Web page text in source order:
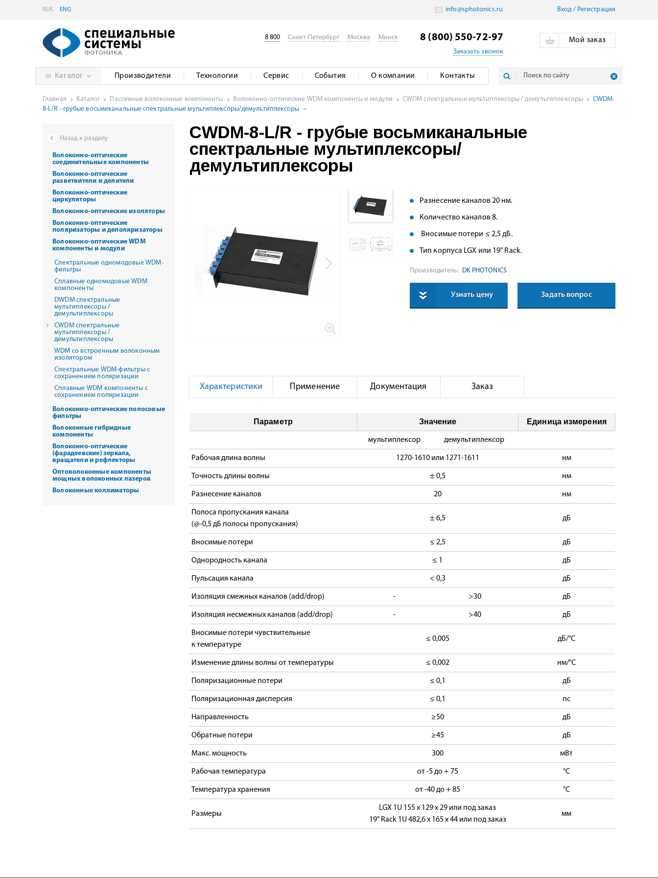
Главная Каталог Пассивные волоконные компоненты Волоконно-оптические WDM компоненты и модули CWDM спектральные мультиплексоры / демультиплексоры
CWDM-
8-L/R - грубые восьмиканальные спектральные мультиплексоры/демультиплексоры
CWDM-8-L/R - грубые восьмиканальные
спектральные мультиплексоры/
демультиплексоры
Разнесение каналов 20 нм.
Количество каналов 8.
Вносимые потери ≤ 2,5 дБ.
Тип корпуса LGX или 19" Rack.
Производитель: DK PHOTONICS
Узнать цену Задать вопрос
Характеристики Применение Документация Заказ
Параметр Значение Единица измерения
мультиплексор демультиплексор
Рабочая длина волны 1270-1610 или 1271-1611 нм
Точность длины волны ± 0,5 нм
Разнесение каналов 20 нм
Полоса пропускания канала
(@-0,5 дБ полосы пропускания)
± 6,5 дБ
Вносимые потери ≤ 2,5 дБ
Однородность канала ≤ 1 дБ
Пульсация канала < 0,3 дБ
Изоляция смежных каналов (add/drop) - >30 дБ
Изоляция несмежных каналов (add/drop) - >40 дБ
Вносимые потери чувствительные
к температуре
≤ 0,005 дБ/°C
Изменение длины волны от температуры ≤ 0,002 нм/°C
Поляризационные потери ≤ 0,1 дБ
Поляризационная дисперсия ≤ 0,1 пс
Направленность ≥50 дБ
Обратные потери ≥45 дБ
Макс. мощность 300 мВт
Рабочая температура от -5 до + 75 °C
Температура хранения от -40 до + 85 °C
Размеры
LGX 1U 155 x 129 x 29 или под заказ
19" Rack 1U 482,6 x 165 x 44 или под заказ
мм
Назад к разделу
Волоконно-оптические
соединительные компоненты
Волоконно-оптические
разветвители и делители
Волоконно-оптические
циркуляторы
Волоконно-оптические изоляторы
Волоконно-оптические
поляризаторы и деполяризаторы
Волоконно-оптические WDM
компоненты и модули
Спектральные одномодовые WDM-
фильтры
Сплавные одномодовые WDM
компоненты
DWDM спектральные
мультиплексоры /
демультиплексоры
CWDM спектральные
мультиплексоры /
демультиплексоры
WDM со встроенным волоконным
изолятором
Спектральные WDM-фильтры с
сохранением поляризации
Сплавные WDM компоненты с
сохранением поляризации
Волоконно-оптические полосовые
фильтры
Волоконные гибридные
компоненты
Волоконно-оптические
(фарадеевские) зеркала,
вращатели и рефлекторы
Оптоволоконные компоненты
мощных волоконных лазеров
Волоконные коллиматоры
Вход / Pегистрация
info@sphotonics.ru
RUS ENG
Мой заказ
8 800 Санкт-Петербург Москва Минск 8 (800) 550-72-97
Заказать звонок
Каталог Производители Технологии Сервис События О компании Контакты